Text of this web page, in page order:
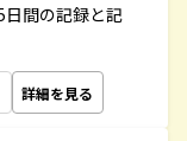
間の記録と記
詳細を見る